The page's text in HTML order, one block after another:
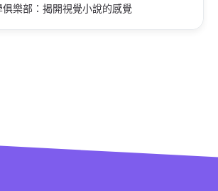
樂部：揭開視覺小說的感覺